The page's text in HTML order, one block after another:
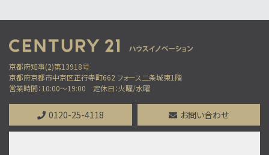
歩13分
第8位
3ＬＤＫ
清水五条駅
京都府知事(2)第13918号
京都府京都市中京区正行寺町662 フォース二条城東1階
営業時間：10:00～19:00
定休日：火曜/水曜
0120-25-4118 お問い合わせ